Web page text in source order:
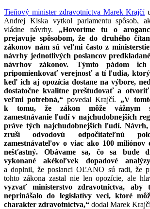
Tieňový minister zdravotníctva Marek Krajčí
Andrej Kiska vytkol parlamentu spôsob,
vládne návrhy. „Hovoríme tu o
prejavuje spôsobom, že do druhého
zákonov nám sú veľmi často z
návrhy jednotlivých poslancov
návrhov zákonov. Týmto pádom ich
pripomienkovať verejnosť a tí ľudia,
keď ich aj opozícia dostane na výbore,
dostatočne kvalitne preštudovať a
veľmi potrebná,“ povedal Krajčí. „V
k tomu, že zákon môže vážnym
zamestnávanie ľudí v najchudobnejších
práve tých najchudobnejších ľudí.
zruší odvodovú odpočítateľnú
zamestnávateľov o viac ako 100
nešťastný. Obávame sa, čo sa bude
vykonané akékoľvek dopadové
a doplnil, že poslanci OĽANO sú radi, že
tohto zákona zastal nie len opozície, ale
vyzvať ministerstvo zdravotníctva, aby
neprinášalo do legislatívy veci, ktoré
charakter zdravotníctva,“ dodal Marek